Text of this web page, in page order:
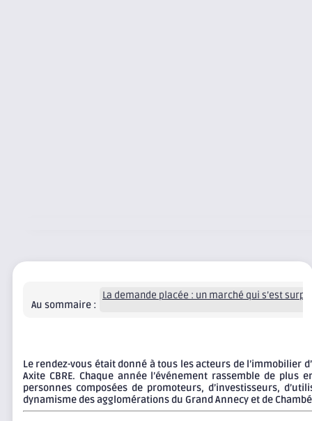
Au sommaire :
La demande placée : un marché qui s’est
Le rendez-vous était donné à tous les acteurs de l’immobilier
Axite CBRE. Chaque année l’événement rassemble de
personnes composées de promoteurs, d’investisseurs,
dynamisme des agglomérations du Grand Annecy et de